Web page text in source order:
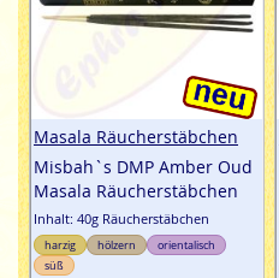
Masala Räucherstäbchen
Misbah`s DMP Amber Oud
Masala Räucherstäbchen
Inhalt: 40g Räucherstäbchen
harzig hölzern
orientalisch
süß